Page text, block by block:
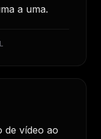
a uma.
de vídeo ao